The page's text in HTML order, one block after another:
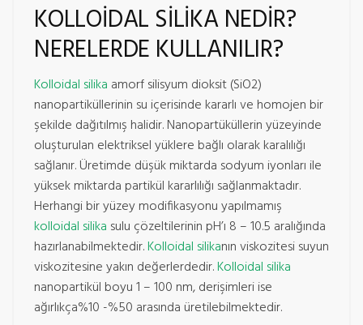
KOLLOİDAL SİLİKA NEDİR?
NERELERDE KULLANILIR?
Kolloidal silika amorf silisyum dioksit (SiO2)
nanopartiküllerinin su içerisinde kararlı ve homojen bir
şekilde dağıtılmış halidir. Nanopartüküllerin yüzeyinde
oluşturulan elektriksel yüklere bağlı olarak karalılığı
sağlanır. Üretimde düşük miktarda sodyum iyonları ile
yüksek miktarda partikül kararlılığı sağlanmaktadır.
Herhangi bir yüzey modifikasyonu yapılmamış
kolloidal silika sulu çözeltilerinin pH’ı 8 – 10.5 aralığında
hazırlanabilmektedir.Kolloidal silikanın viskozitesi suyun
viskozitesine yakın değerlerdedir.Kolloidal silika
nanopartikül boyu 1 – 100 nm, derişimleri ise
ağırlıkça%10 -%50 arasında üretilebilmektedir.